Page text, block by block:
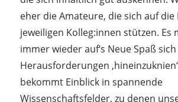
eher die Amateure, die sich auf die
jeweiligen Kolleg:innen stützen. Es
immer wieder auf‘s Neue Spaß
Herausforderungen
bekommt Einblick in spannende
Wissenschaftsfelder, zu denen